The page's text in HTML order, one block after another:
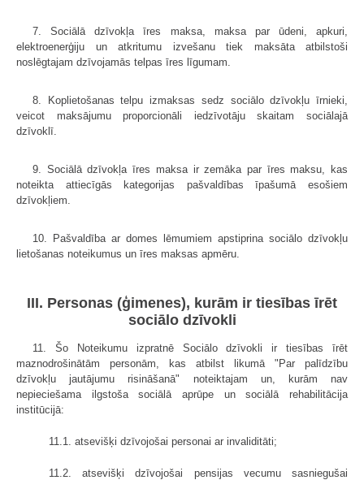
7. Sociālā dzīvokļa īres maksa, maksa par ūdeni, apkuri,
elektroenerģiju un atkritumu izvešanu tiek maksāta atbilstoši
noslēgtajam dzīvojamās telpas īres līgumam.
8. Koplietošanas telpu izmaksas sedz sociālo dzīvokļu īrnieki,
veicot maksājumu proporcionāli iedzīvotāju skaitam sociālajā
dzīvoklī.
9. Sociālā dzīvokļa īres maksa ir zemāka par īres maksu, kas
noteikta attiecīgās kategorijas pašvaldības īpašumā esošiem
dzīvokļiem.
10. Pašvaldība ar domes lēmumiem apstiprina sociālo dzīvokļu
lietošanas noteikumus un īres maksas apmēru.
III. Personas (ģimenes), kurām ir tiesības īrēt
sociālo dzīvokli
11. Šo Noteikumu izpratnē Sociālo dzīvokli ir tiesības īrēt
maznodrošinātām personām, kas atbilst likumā "Par palīdzību
dzīvokļu jautājumu risināšanā" noteiktajam un, kurām nav
nepieciešama ilgstoša sociālā aprūpe un sociālā rehabilitācija
institūcijā:
11.1. atsevišķi dzīvojošai personai ar invaliditāti;
11.2. atsevišķi dzīvojošai pensijas vecumu sasniegušai